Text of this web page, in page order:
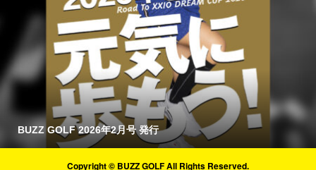
BUZZ GOLF 2026年2月号 発行
Copyright © BUZZ GOLF All Rights Reserved.